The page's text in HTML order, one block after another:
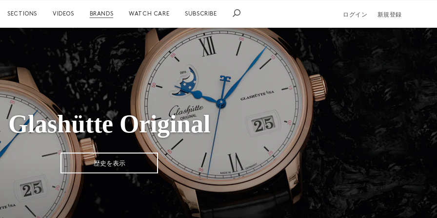
SECTIONS VIDEOS BRANDS WATCH CARE SUBSCRIBE ログイン 新規登録
Glashütte Original
歴史を表示